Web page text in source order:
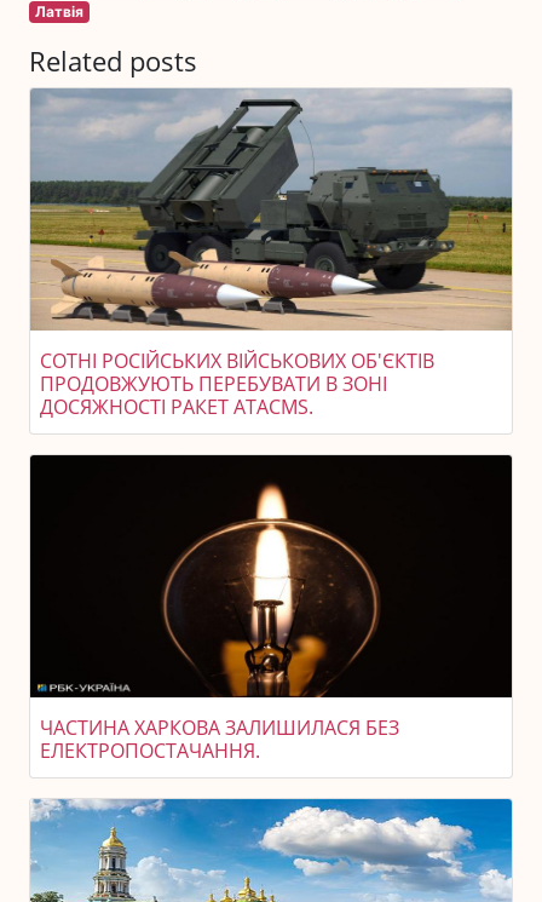
Латвія
Related posts
СОТНІ РОСІЙСЬКИХ ВІЙСЬКОВИХ ОБ'ЄКТІВ
ПРОДОВЖУЮТЬ ПЕРЕБУВАТИ В ЗОНІ
ДОСЯЖНОСТІ РАКЕТ ATACMS.
ЧАСТИНА ХАРКОВА ЗАЛИШИЛАСЯ БЕЗ
ЕЛЕКТРОПОСТАЧАННЯ.